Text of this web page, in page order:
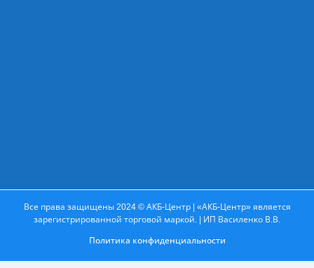
Все права защищены 2024 © АКБ-Центр | «АКБ-Центр» является
зарегистрированной торговой маркой. | ИП Василенко В.В.
Политика конфиденциальности